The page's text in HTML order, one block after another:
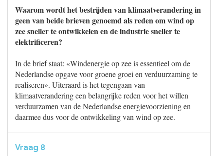
Waarom wordt het bestrijden van klimaatverandering in
geen van beide brieven genoemd als reden om wind op
zee sneller te ontwikkelen en de industrie sneller te
elektrificeren?
In de brief staat: «Windenergie op zee is essentieel om de
Nederlandse opgave voor groene groei en verduurzaming te
realiseren». Uiteraard is het tegengaan van
klimaatverandering een belangrijke reden voor het willen
verduurzamen van de Nederlandse energievoorziening en
daarmee dus voor de ontwikkeling van wind op zee.
Vraag 8